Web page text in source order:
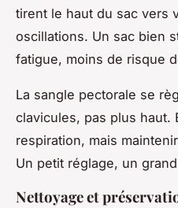
tirent le haut du sac vers
oscillations. Un sac bien
fatigue, moins de risque
La sangle pectorale se
clavicules, pas plus haut.
respiration, mais
Un petit réglage, un
Nettoyage et